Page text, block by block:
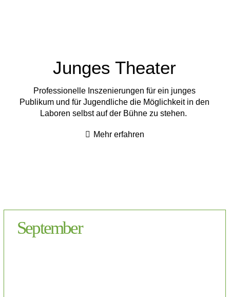
Junges Theater
Professionelle Inszenierungen für ein junges
Publikum und für Jugendliche die Möglichkeit in den
Laboren selbst auf der Bühne zu stehen.
Mehr erfahren
September